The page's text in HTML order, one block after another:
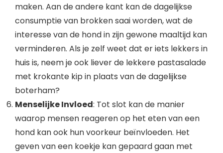
maken. Aan de andere kant kan de dagelijkse
consumptie van brokken saai worden, wat de
interesse van de hond in zijn gewone maaltijd kan
verminderen. Als je zelf weet dat er iets lekkers in
huis is, neem je ook liever de lekkere pastasalade
met krokante kip in plaats van de dagelijkse
boterham?
Menselijke Invloed: Tot slot kan de manier
waarop mensen reageren op het eten van een
hond kan ook hun voorkeur beïnvloeden. Het
geven van een koekje kan gepaard gaan met